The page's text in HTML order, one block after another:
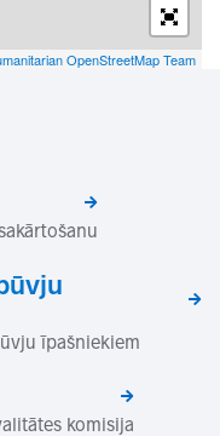
OpenStreetMap Team
īpašniekiem
komisija